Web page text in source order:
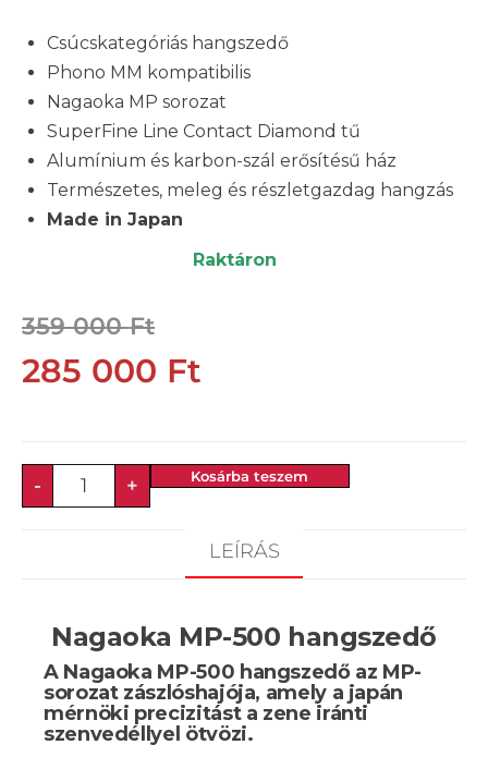
Csúcskategóriás hangszedő
Phono MM kompatibilis
Nagaoka MP sorozat
SuperFine Line Contact Diamond tű
Alumínium és karbon-szál erősítésű ház
Természetes, meleg és részletgazdag hangzás
Made in Japan
Raktáron
359 000Ft
285 000 Ft
- + Kosárba teszem
LEÍRÁS
Nagaoka MP-500 hangszedő
A Nagaoka MP-500 hangszedőaz MP-
sorozat zászlóshajója, amely a japán
mérnöki precizitást a zene iránti
szenvedéllyel ötvözi.